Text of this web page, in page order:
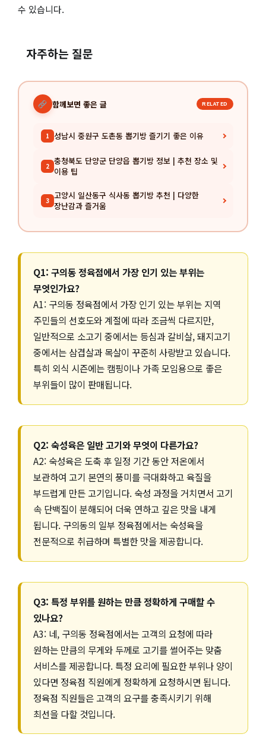
수 있습니다.
자주하는 질문
함께보면 좋은 글 RELATED
1 성남시 중원구 도촌동 뽑기방 즐기기 좋은 이유
2 충청북도 단양군 단양읍 뽑기방 정보 | 추천 장소 및
이용 팁
3 고양시 일산동구 식사동 뽑기방 추천 | 다양한
장난감과 즐거움
Q1: 구의동 정육점에서 가장 인기 있는 부위는
무엇인가요?
A1: 구의동 정육점에서 가장 인기 있는 부위는 지역
주민들의 선호도와 계절에 따라 조금씩 다르지만,
일반적으로 소고기 중에서는 등심과 갈비살, 돼지고기
중에서는 삼겹살과 목살이 꾸준히 사랑받고 있습니다.
특히 외식 시즌에는 캠핑이나 가족 모임용으로 좋은
부위들이 많이 판매됩니다.
Q2: 숙성육은 일반 고기와 무엇이 다른가요?
A2: 숙성육은 도축 후 일정 기간 동안 저온에서
보관하여 고기 본연의 풍미를 극대화하고 육질을
부드럽게 만든 고기입니다. 숙성 과정을 거치면서 고기
속 단백질이 분해되어 더욱 연하고 깊은 맛을 내게
됩니다. 구의동의 일부 정육점에서는 숙성육을
전문적으로 취급하며 특별한 맛을 제공합니다.
Q3: 특정 부위를 원하는 만큼 정확하게 구매할 수
있나요?
A3: 네, 구의동 정육점에서는 고객의 요청에 따라
원하는 만큼의 무게와 두께로 고기를 썰어주는 맞춤
서비스를 제공합니다. 특정 요리에 필요한 부위나 양이
있다면 정육점 직원에게 정확하게 요청하시면 됩니다.
정육점 직원들은 고객의 요구를 충족시키기 위해
최선을 다할 것입니다.